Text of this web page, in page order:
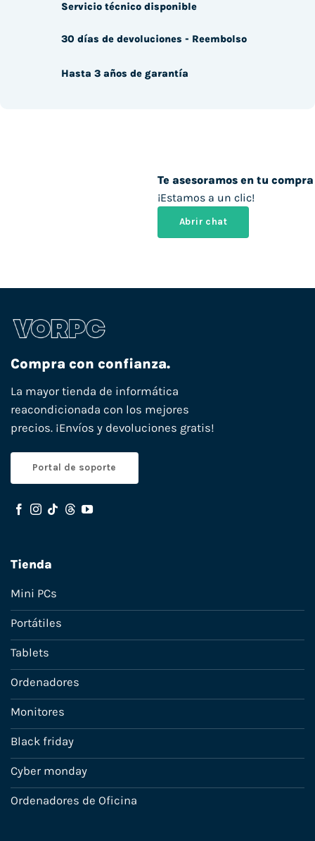
Te asesoramos en tu compra
¡Estamos a un clic!
Abrir chat
Servicio técnico disponible
30 días de devoluciones - Reembolso
Hasta 3 años de garantía
Compra con confianza.
La mayor tienda de informática
reacondicionada con los mejores
precios. ¡Envíos y devoluciones gratis!
Portal de soporte
Tienda
Mini PCs
Portátiles
Tablets
Ordenadores
Monitores
Black friday
Cyber monday
Ordenadores de Oficina